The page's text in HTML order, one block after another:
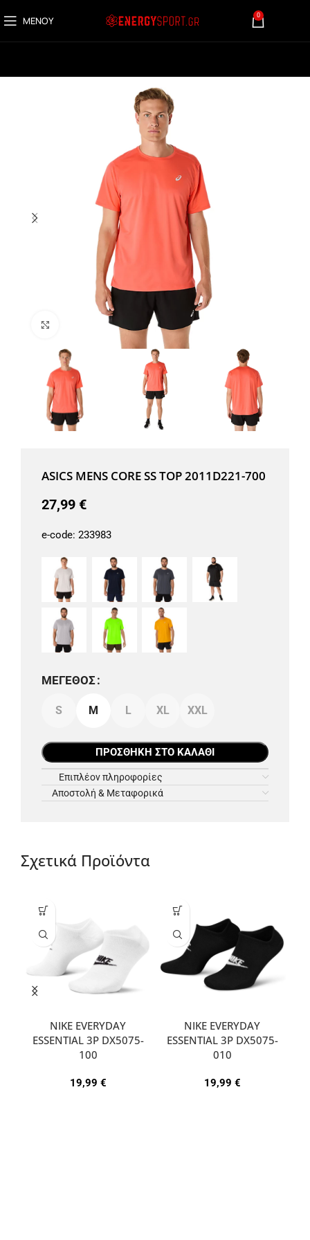
ΜΕΝΟΎ 0
Μεγέθυνση
ASICS MENS CORE SS TOP 2011D221-700
27,99 €
e-code: 233983
ΜΈΓΕΘΟΣ
S M L XL XXL
ΠΡΟΣΘΉΚΗ ΣΤΟ ΚΑΛΆΘΙ
Επιπλέον πληροφορίες
Αποστολή & Μεταφορικά
Σχετικά Προϊόντα
NIKE EVERYDAY
ESSENTIAL 3P DX5075-
100
19,99 €
NIKE EVERYDAY
ESSENTIAL 3P DX5075-
010
19,99 €